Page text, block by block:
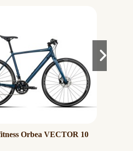
Orbea VECTOR 10